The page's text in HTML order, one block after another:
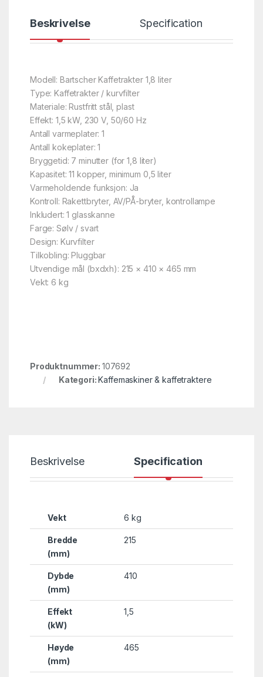
Beskrivelse Specification
Modell: Bartscher Kaffetrakter 1,8 liter
Type: Kaffetrakter / kurvfilter
Materiale: Rustfritt stål, plast
Effekt: 1,5 kW, 230 V, 50/60 Hz
Antall varmeplater: 1
Antall kokeplater: 1
Bryggetid: 7 minutter (for 1,8 liter)
Kapasitet: 11 kopper, minimum 0,5 liter
Varmeholdende funksjon: Ja
Kontroll: Rakettbryter, AV/PÅ-bryter, kontrollampe
Inkludert: 1 glasskanne
Farge: Sølv / svart
Design: Kurvfilter
Tilkobling: Pluggbar
Utvendige mål (bxdxh): 215 × 410 × 465 mm
Vekt: 6 kg
Produktnummer: 107692
Kategori:Kaffemaskiner & kaffetraktere
Beskrivelse Specification
Vekt 6 kg
Bredde
(mm)
215
Dybde
(mm)
410
Effekt
(kW)
1,5
Høyde
(mm)
465